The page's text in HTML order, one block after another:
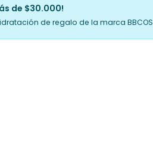
de $30.000!
de regalo de la marca BBCOS